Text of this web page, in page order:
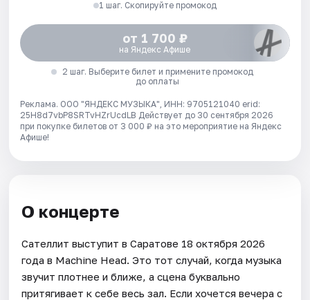
1 шаг. Скопируйте промокод
от 1 700 ₽
на Яндекс Афише
2 шаг. Выберите билет и примените промокод
до оплаты
Реклама. ООО "ЯНДЕКС МУЗЫКА", ИНН: 9705121040 erid:
25H8d7vbP8SRTvHZrUcdLB Действует до 30 сентября 2026
при покупке билетов от 3 000 ₽ на это мероприятие на Яндекс
Афише!
О концерте
Сателлит выступит в Саратове 18 октября 2026
года в Machine Head. Это тот случай, когда музыка
звучит плотнее и ближе, а сцена буквально
притягивает к себе весь зал. Если хочется вечера с